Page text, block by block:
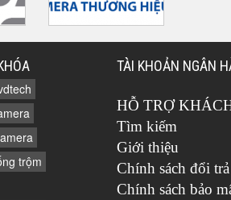
trộm
TÀI KHOẢN NGÂN
HỖ TRỢ
Tìm kiếm
Giới thiệu
Chính sách đổi trả
Chính sách bảo